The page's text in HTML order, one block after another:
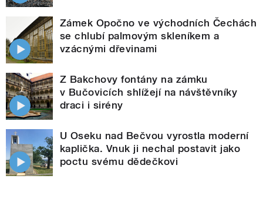
Zámek Opočno ve východních Čechách
se chlubí palmovým skleníkem a
vzácnými dřevinami
Z Bakchovy fontány na zámku
v Bučovicích shlížejí na návštěvníky
draci i sirény
U Oseku nad Bečvou vyrostla moderní
kaplička. Vnuk ji nechal postavit jako
poctu svému dědečkovi